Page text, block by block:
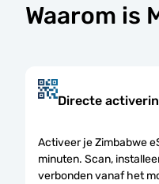
Waarom is
Directe
Activeer je Zimbabwe
minuten. Scan,
verbonden vanaf het